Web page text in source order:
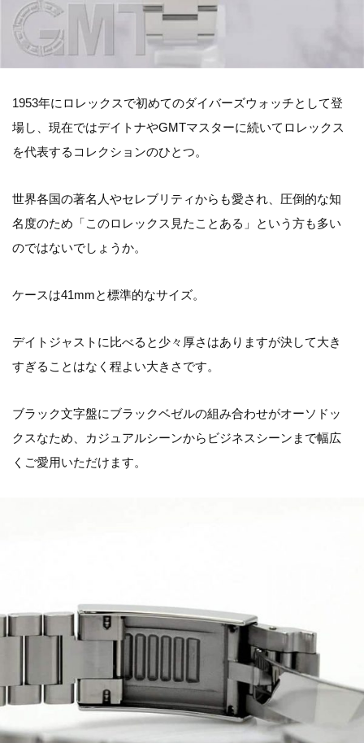
1953年にロレックスで初めてのダイバーズウォッチとして登
場し、現在ではデイトナやGMTマスターに続いてロレックス
を代表するコレクションのひとつ。
世界各国の著名人やセレブリティからも愛され、圧倒的な知
名度のため「このロレックス見たことある」という方も多い
のではないでしょうか。
ケースは41mmと標準的なサイズ。
デイトジャストに比べると少々厚さはありますが決して大き
すぎることはなく程よい大きさです。
ブラック文字盤にブラックベゼルの組み合わせがオーソドッ
クスなため、カジュアルシーンからビジネスシーンまで幅広
くご愛用いただけます。